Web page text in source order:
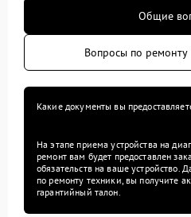
Общие
Вопросы по ремонту
Какие документы вы
На этапе приема устройства на
ремонт вам будет предоставлен
обязательств на ваше устройство.
по ремонту техники, вы получите
гарантийный талон.